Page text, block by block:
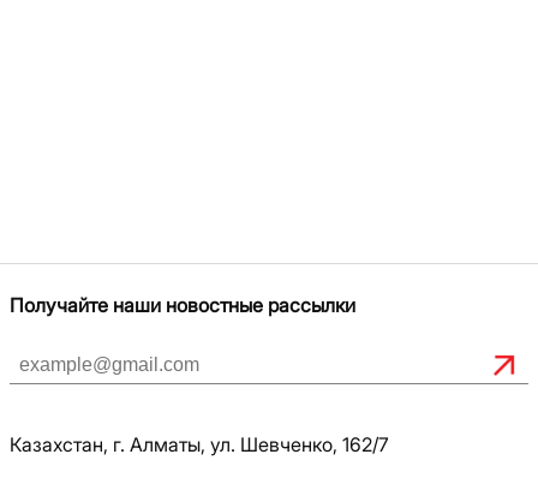
Получайте наши новостные рассылки
Казахстан, г. Алматы, ул. Шевченко, 162/7